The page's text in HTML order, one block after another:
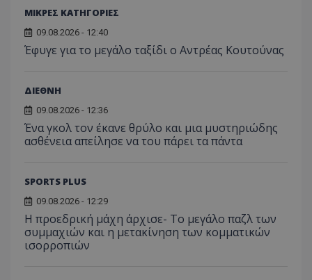
ΜΙΚΡΕΣ ΚΑΤΗΓΟΡΙΕΣ
09.08.2026 - 12:40
Έφυγε για το μεγάλο ταξίδι ο Αντρέας Κουτούνας
ΔΙΕΘΝΗ
09.08.2026 - 12:36
Ένα γκολ τον έκανε θρύλο και μια μυστηριώδης
ασθένεια απείλησε να του πάρει τα πάντα
SPORTS PLUS
09.08.2026 - 12:29
Η προεδρική μάχη άρχισε- Το μεγάλο παζλ των
συμμαχιών και η μετακίνηση των κομματικών
ισορροπιών